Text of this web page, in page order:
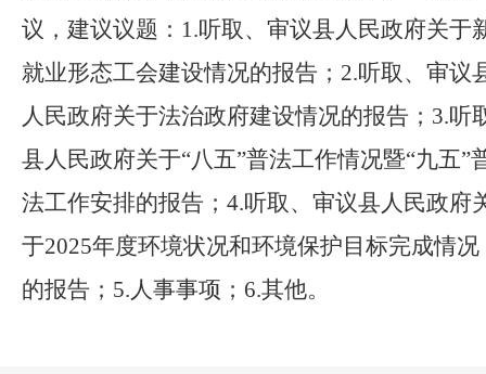
议，建议议题：1.听取、审议县人民政府关于
就业形态工会建设情况的报告；2.听取、审议
人民政府关于法治政府建设情况的报告；3.听
县人民政府关于“八五”普法工作情况暨“九五”
法工作安排的报告；4.听取、审议县人民政府
于2025年度环境状况和环境保护目标完成情况
的报告；5.人事事项；6.其他。